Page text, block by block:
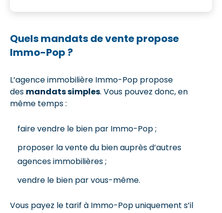
Quels mandats de vente propose
Immo-Pop ?
L’agence immobilière Immo-Pop propose
des mandats simples. Vous pouvez donc, en
même temps :
faire vendre le bien par Immo-Pop ;
proposer la vente du bien auprès d’autres
agences immobilières ;
vendre le bien par vous-même.
Vous payez le tarif à Immo-Pop uniquement s’il